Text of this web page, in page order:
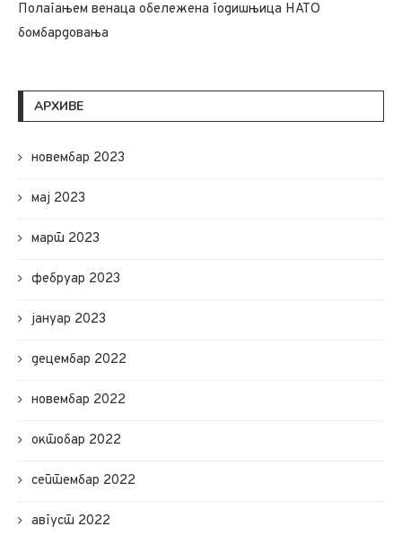
Полагањем венаца обележена годишњица НАТО
бомбардовања
АРХИВЕ
новембар 2023
мај 2023
март 2023
фебруар 2023
јануар 2023
децембар 2022
новембар 2022
октобар 2022
септембар 2022
август 2022